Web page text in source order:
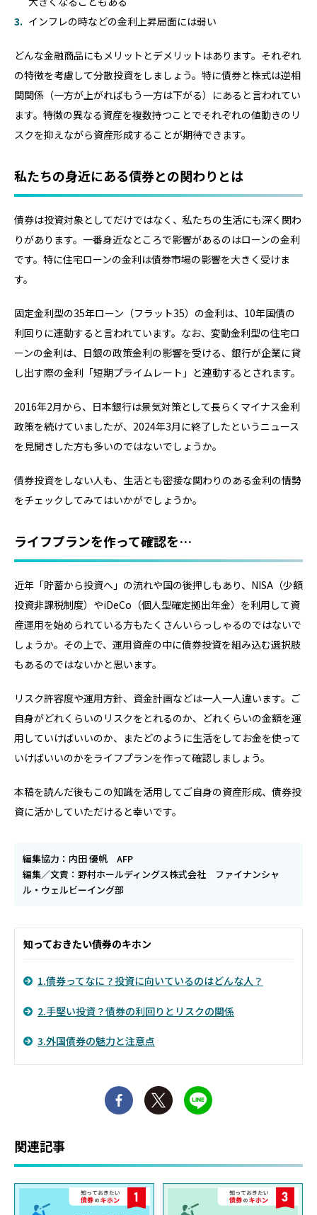
インフレの時などの金利上昇局面には弱い
どんな金融商品にもメリットとデメリットはあります。それぞれ
の特徴を考慮して分散投資をしましょう。特に債券と株式は逆相
関関係（一方が上がればもう一方は下がる）にあると言われてい
ます。特徴の異なる資産を複数持つことでそれぞれの値動きのリ
スクを抑えながら資産形成することが期待できます。
私たちの身近にある債券との関わりとは
債券は投資対象としてだけではなく、私たちの生活にも深く関わ
りがあります。一番身近なところで影響があるのはローンの金利
です。特に住宅ローンの金利は債券市場の影響を大きく受けま
す。
固定金利型の35年ローン（フラット35）の金利は、10年国債の
利回りに連動すると言われています。なお、変動金利型の住宅ロ
ーンの金利は、日銀の政策金利の影響を受ける、銀行が企業に貸
し出す際の金利「短期プライムレート」と連動するとされます。
2016年2月から、日本銀行は景気対策として長らくマイナス金利
政策を続けていましたが、2024年3月に終了したというニュース
を見聞きした方も多いのではないでしょうか。
債券投資をしない人も、生活とも密接な関わりのある金利の情勢
をチェックしてみてはいかがでしょうか。
ライフプランを作って確認を…
近年「貯蓄から投資へ」の流れや国の後押しもあり、NISA（少額
投資非課税制度）やiDeCo（個人型確定拠出年金）を利用して資
産運用を始められている方もたくさんいらっしゃるのではないで
しょうか。その上で、運用資産の中に債券投資を組み込む選択肢
もあるのではないかと思います。
リスク許容度や運用方針、資金計画などは一人一人違います。ご
自身がどれくらいのリスクをとれるのか、どれくらいの金額を運
用していけばいいのか、またどのように生活をしてお金を使って
いけばいいのかをライフプランを作って確認しましょう。
本稿を読んだ後もこの知識を活用してご自身の資産形成、債券投
資に活かしていただけると幸いです。
編集協力：内田 優帆 AFP
編集／文責：野村ホールディングス株式会社 ファイナンシャ
ル・ウェルビーイング部
知っておきたい債券のキホン
1.債券ってなに？投資に向いているのはどんな人？
2.手堅い投資？債券の利回りとリスクの関係
3.外国債券の魅力と注意点
関連記事